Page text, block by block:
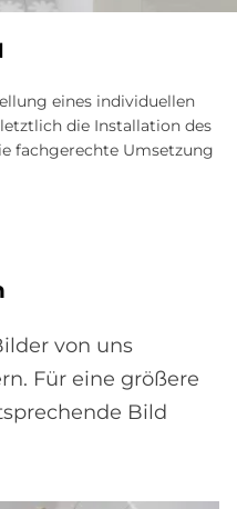
eines individuellen
die Installation des
fachgerechte Umsetzung
von uns
Für eine größere
Bild